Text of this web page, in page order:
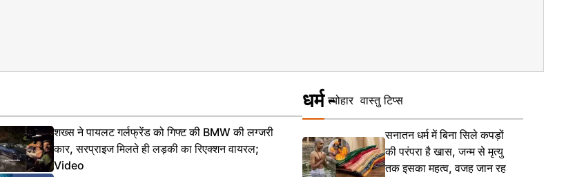
शख्स ने पायलट गर्लफ्रेंड को गिफ्ट की BMW की लग्जरी
कार, सरप्राइज मिलते ही लड़की का रिएक्शन वायरल;
Video
धर्म त्योहार वास्तु टिप्स
सनातन धर्म में बिना सिले कपड़ों
की परंपरा है खास, जन्म से मृत्यु
तक इसका महत्व, वजह जान रह